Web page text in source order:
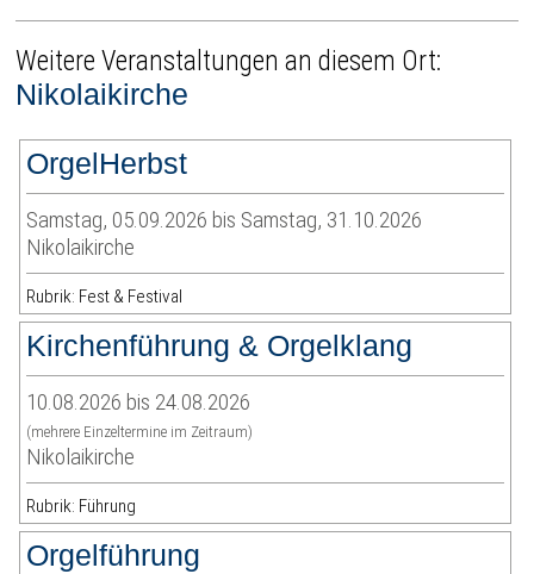
Weitere Veranstaltungen an diesem Ort:
Nikolaikirche
OrgelHerbst
Samstag, 05.09.2026 bis Samstag, 31.10.2026
Nikolaikirche
Rubrik: Fest & Festival
Kirchenführung & Orgelklang
10.08.2026 bis 24.08.2026
(mehrere Einzeltermine im Zeitraum)
Nikolaikirche
Rubrik: Führung
Orgelführung